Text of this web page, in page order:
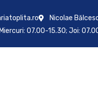
Nicolae
07.00-15.30; Joi: